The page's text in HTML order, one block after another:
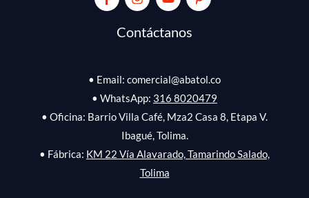
Contáctanos
• Email: comercial@abatol.co
• WhatsApp: 316 8020479
• Oficina: Barrio Villa Café, Mza2 Casa 8, Etapa V.
Ibagué, Tolima.
• Fábrica: KM 22 Vía Alavarado, Tamarindo Salado,
Tolima